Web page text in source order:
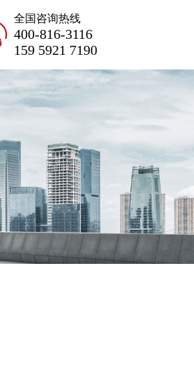
全国咨询热线
400-816-3116
159 5921 7190